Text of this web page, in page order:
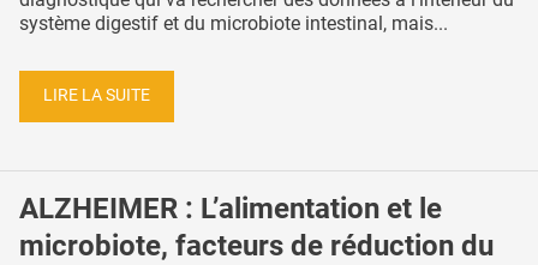
système digestif et du microbiote intestinal, mais...
LIRE LA SUITE
ALZHEIMER : L’alimentation et le
microbiote, facteurs de réduction du